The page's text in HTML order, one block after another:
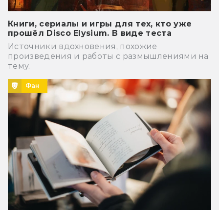
Книги, сериалы и игры для тех, кто уже
прошёл Disco Elysium. В виде теста
Источники вдохновения, похожие
произведения и работы с размышлениями на
тему.
Фан